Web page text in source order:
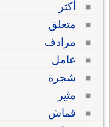
أكثر
متعلق
مرادف
عامل
شجرة
مثير
قماش